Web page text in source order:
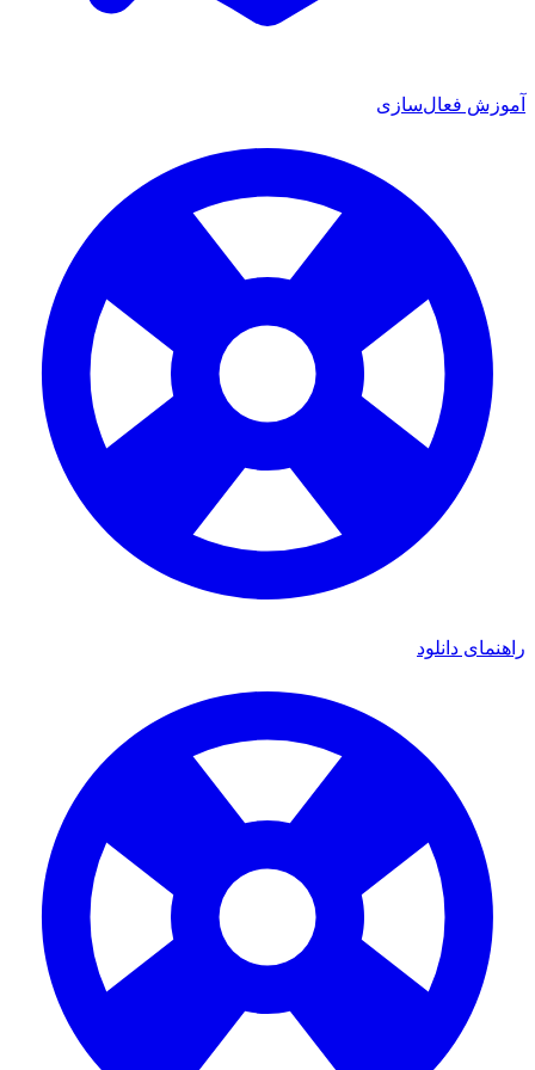
فعال‌سازی
دانلود